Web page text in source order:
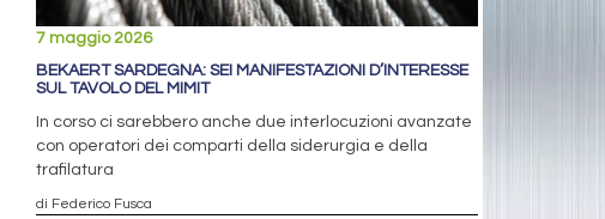
7 maggio 2026
BEKAERT SARDEGNA: SEI MANIFESTAZIONI D’INTERESSE
SUL TAVOLO DEL MIMIT
In corso ci sarebbero anche due interlocuzioni avanzate
con operatori dei comparti della siderurgia e della
trafilatura
di Federico Fusca